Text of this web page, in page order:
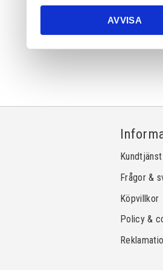
AVVISA
Kundtjänst
Frågor &
Köpvillkor
Policy &